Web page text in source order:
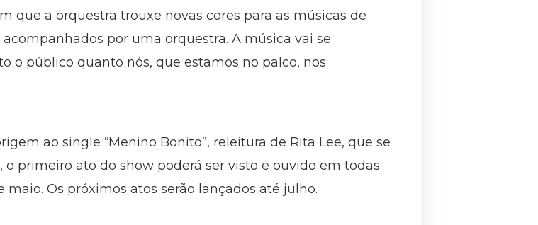
que a orquestra trouxe novas cores para as músicas de
por uma orquestra. A música vai se
o público quanto nós, que estamos no palco, nos
ao single “Menino Bonito”, releitura de Rita Lee, que se
primeiro ato do show poderá ser visto e ouvido em todas
Os próximos atos serão lançados até julho.